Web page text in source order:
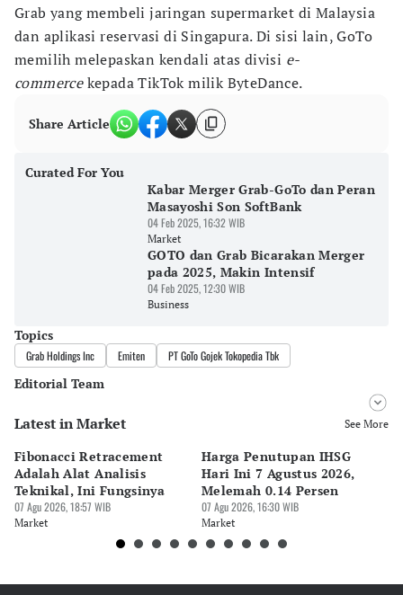
Grab yang membeli jaringan supermarket di Malaysia
dan aplikasi reservasi di Singapura. Di sisi lain, GoTo
memilih melepaskan kendali atas divisi e-
commercekepada TikTok milik ByteDance.
Share Article
Curated For You
Kabar Merger Grab-GoTo dan Peran
Masayoshi Son SoftBank
04 Feb 2025, 16:32 WIB
Market
GOTO dan Grab Bicarakan Merger
pada 2025, Makin Intensif
04 Feb 2025, 12:30 WIB
Business
Topics
Grab Holdings Inc Emiten PT GoTo Gojek Tokopedia Tbk
Editorial Team
Editor
Editor
Tanayastri Dini
Latest in Market See More
Fibonacci Retracement
Adalah Alat Analisis
Teknikal, Ini Fungsinya
07 Agu 2026, 18:57 WIB
Market
Harga Penutupan IHSG
Hari Ini 7 Agustus 2026,
Melemah 0.14 Persen
07 Agu 2026, 16:30 WIB
Market